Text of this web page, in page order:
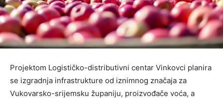
Projektom Logističko-distributivni centar Vinkovci planira
se izgradnja infrastrukture od iznimnog značaja za
Vukovarsko-srijemsku županiju, proizvođače voća, a